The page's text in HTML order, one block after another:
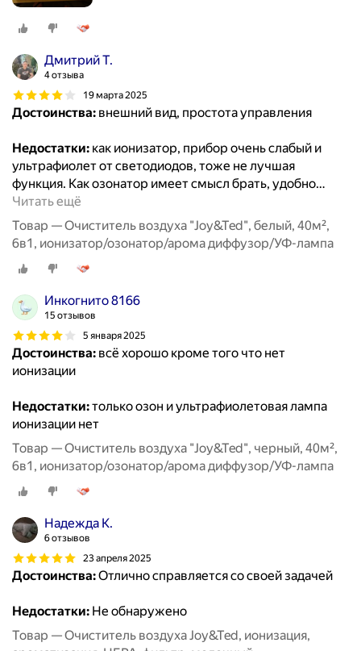
Дмитрий Т.
4 отзыва
19 марта 2025
Достоинства: внешний вид, простота управления
Недостатки: как ионизатор, прибор очень слабый и
ультрафиолет от светодиодов, тоже не лучшая
функция. Как озонатор имеет смысл брать, удобно…
Читать ещё
Товар — Очиститель воздуха "Joy&Ted", белый, 40м²,
6в1, ионизатор/озонатор/арома диффузор/УФ-лампа
Инкогнито 8166
15 отзывов
5 января 2025
Достоинства: всё хорошо кроме того что нет
ионизации
Недостатки:только озон и ультрафиолетовая лампа
ионизации нет
Товар — Очиститель воздуха "Joy&Ted", черный, 40м²,
6в1, ионизатор/озонатор/арома диффузор/УФ-лампа
Надежда К.
6 отзывов
23 апреля 2025
Достоинства:Отлично справляется со своей задачей
Недостатки: Не обнаружено
Товар — Очиститель воздуха Joy&Ted, ионизация,